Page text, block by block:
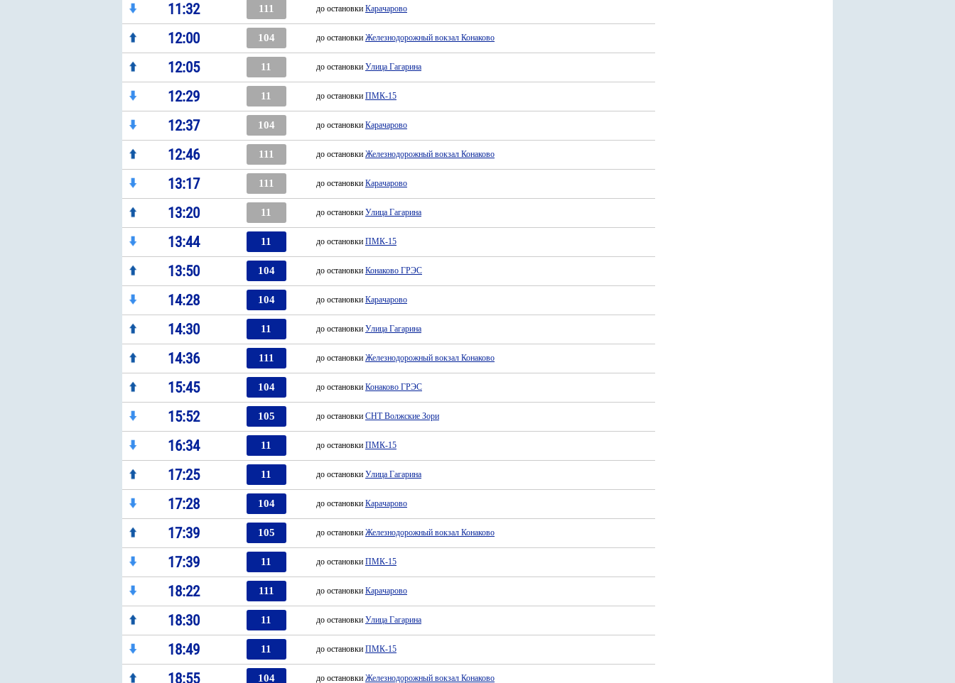
11:32 111 до остановки Карачарово
12:00 104 до остановки Железнодорожный вокзал Конаково
12:05 11 до остановки Улица Гагарина
12:29 11 до остановки ПМК-15
12:37 104 до остановки Карачарово
12:46 111 до остановки Железнодорожный вокзал Конаково
13:17 111 до остановки Карачарово
13:20 11 до остановки Улица Гагарина
13:44 11 до остановки ПМК-15
13:50 104 до остановки Конаково ГРЭС
14:28 104 до остановки Карачарово
14:30 11 до остановки Улица Гагарина
14:36 111 до остановки Железнодорожный вокзал Конаково
15:45 104 до остановки Конаково ГРЭС
15:52 105 до остановки СНТ Волжские Зори
16:34 11 до остановки ПМК-15
17:25 11 до остановки Улица Гагарина
17:28 104 до остановки Карачарово
17:39 105 до остановки Железнодорожный вокзал Конаково
17:39 11 до остановки ПМК-15
18:22 111 до остановки Карачарово
18:30 11 до остановки Улица Гагарина
18:49 11 до остановки ПМК-15
18:55 104 до остановки Железнодорожный вокзал Конаково